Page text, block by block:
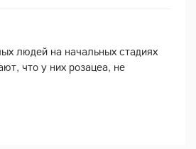
людей на начальных стадиях
что у них розацеа, не